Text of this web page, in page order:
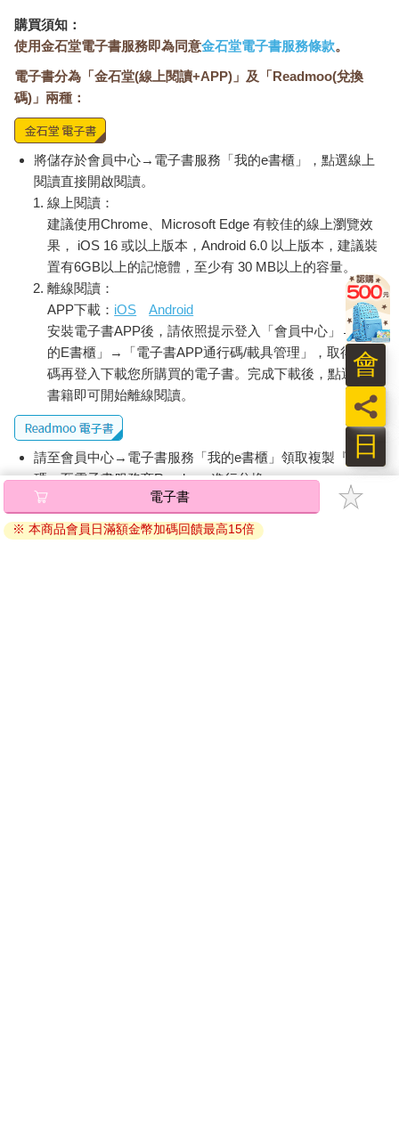
購買須知：
使用金石堂電子書服務即為同意金石堂電子書服務條款。
電子書分為「金石堂(線上閱讀+APP)」及「Readmoo(兌換
碼)」兩種：
將儲存於會員中心→電子書服務「我的e書櫃」，點選線上
閱讀直接開啟閱讀。
線上閱讀：
建議使用Chrome、Microsoft Edge 有較佳的線上瀏覽效
果， iOS 16 或以上版本，Android 6.0 以上版本，建議裝
置有6GB以上的記憶體，至少有 30 MB以上的容量。
離線閱讀：
APP下載： iOS
Android
安裝電子書APP後，請依照提示登入「會員中心」→「我
的E書櫃」→「電子書APP通行碼/載具管理」，取得通行
碼再登入下載您所購買的電子書。完成下載後，點選任一
書籍即可開始離線閱讀。
請至會員中心→電子書服務「我的e書櫃」領取複製『兌換
碼』至電子書服務商Readmoo進行兌換。
退換貨須知：
因版權保護，您在金石堂所購買的電子書僅能以金石堂專屬
電子書
※ 本商品會員日滿額金幣加碼回饋最高15倍
日
員
會